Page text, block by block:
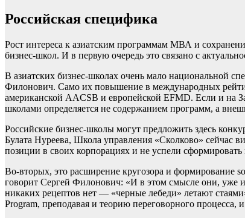
Российская специфика
Рост интереса к азиатским программам МВА и
бизнес-школ. И в первую очередь это связано с
В азиатских бизнес-школах очень мало национальной
Филонович. Само их повышение в международных
американской AACSB и европейской EFМD. Если и на
школами определяется не содержанием программ, а
Российские бизнес-школы могут предложить здесь
Булата Нуреева, Школа управления «Сколково» сейчас
позиции в своих корпорациях и не успели
Во-вторых, это расширение кругозора и формирование
говорит Сергей Филонович: «И в этом смысле они, уже
никаких рецептов нет — «черные лебеди» летают
Program, преподавая и теорию переговорного